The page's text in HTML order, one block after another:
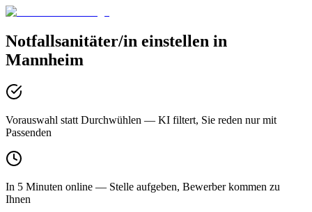
Notfallsanitäter/in einstellen in
Mannheim
Vorauswahl statt Durchwühlen — KI filtert, Sie reden nur mit
Passenden
In 5 Minuten online — Stelle aufgeben, Bewerber kommen zu
Ihnen